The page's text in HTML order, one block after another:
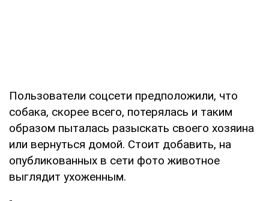
Пользователи соцсети предположили, что
собака, скорее всего, потерялась и таким
образом пыталась разыскать своего хозяина
или вернуться домой. Стоит добавить, на
опубликованных в сети фото животное
выглядит ухоженным.